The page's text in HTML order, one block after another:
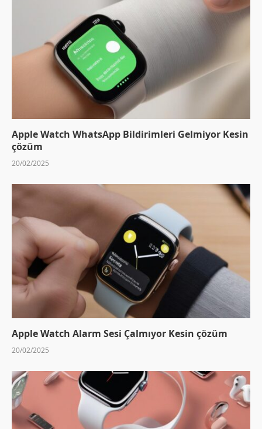
Apple Watch WhatsApp Bildirimleri Gelmiyor Kesin
çözüm
20/02/2025
Apple Watch Alarm Sesi Çalmıyor Kesin çözüm
20/02/2025